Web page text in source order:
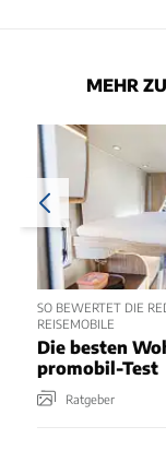
MEHR
SO BEWERTET DIE
REISEMOBILE
Die besten
promobil-Test
Ratgeber